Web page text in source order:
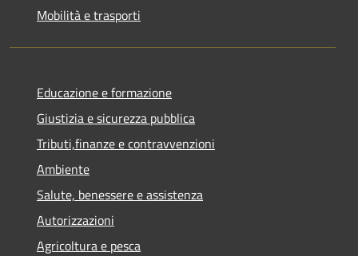
Mobilità e trasporti
Educazione e formazione
Giustizia e sicurezza pubblica
Tributi,finanze e contravvenzioni
Ambiente
Salute, benessere e assistenza
Autorizzazioni
Agricoltura e pesca